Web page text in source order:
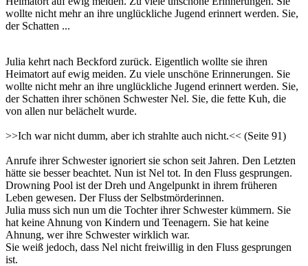
wollte nicht mehr an ihre unglückliche Jugend erinnert werden. Sie,
der Schatten ...
Julia kehrt nach Beckford zurück. Eigentlich wollte sie ihren
Heimatort auf ewig meiden. Zu viele unschöne Erinnerungen. Sie
wollte nicht mehr an ihre unglückliche Jugend erinnert werden. Sie,
der Schatten ihrer schönen Schwester Nel. Sie, die fette Kuh, die
von allen nur belächelt wurde.
>>Ich war nicht dumm, aber ich strahlte auch nicht.<< (Seite 91)
Anrufe ihrer Schwester ignoriert sie schon seit Jahren. Den Letzten
hätte sie besser beachtet. Nun ist Nel tot. In den Fluss gesprungen.
Drowning Pool ist der Dreh und Angelpunkt in ihrem früheren
Leben gewesen. Der Fluss der Selbstmörderinnen.
Julia muss sich nun um die Tochter ihrer Schwester kümmern. Sie
hat keine Ahnung von Kindern und Teenagern. Sie hat keine
Ahnung, wer ihre Schwester wirklich war.
Sie weiß jedoch, dass Nel nicht freiwillig in den Fluss gesprungen
ist.